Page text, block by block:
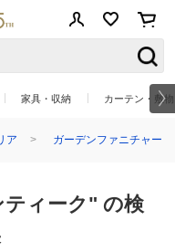
家具・収納 カーテン・敷
ア ガーデンファニチャー
ィーク" の検